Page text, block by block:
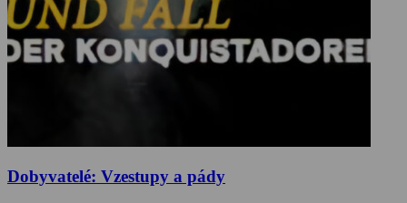
Dobyvatelé: Vzestupy a pády